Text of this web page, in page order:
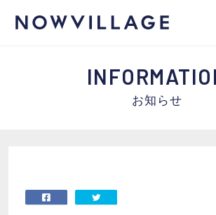
お知らせ